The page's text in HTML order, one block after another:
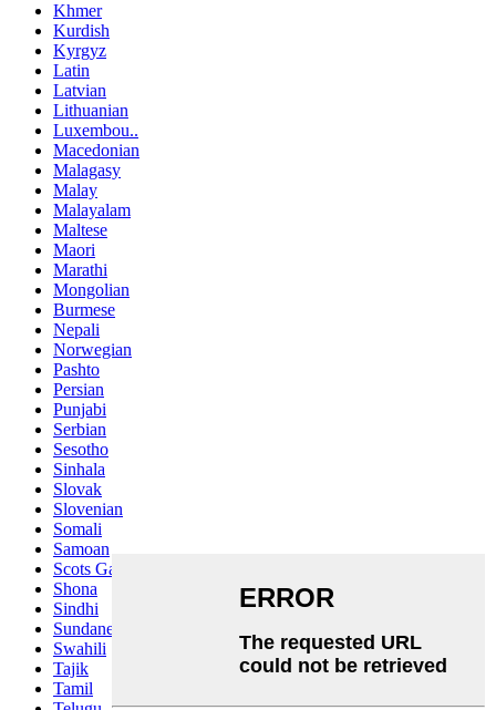
Khmer
Kurdish
Kyrgyz
Latin
Latvian
Lithuanian
Luxembou..
Macedonian
Malagasy
Malay
Malayalam
Maltese
Maori
Marathi
Mongolian
Burmese
Nepali
Norwegian
Pashto
Persian
Punjabi
Serbian
Sesotho
Sinhala
Slovak
Slovenian
Somali
Samoan
Scots Gaelic
Shona
Sindhi
Sundanese
Swahili
Tajik
Tamil